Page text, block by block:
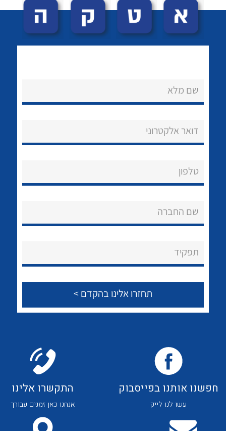
הצוות שלנו
שירותי תמיכה
לכל מוצרי היצרן לכל מוצרי היצרן
לכל מוצרי היצרן לכל מוצרי היצרן
שם מלא
דואר אלקטרוני
טלפון
שם החברה
תפקיד
חפשנו אותנו בפייסבוק
עשו לנו לייק
התקשרו אלינו
אנחנו כאן זמנים עבורך